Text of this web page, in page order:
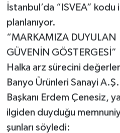
İstanbul’da “ISVEA”
planlanıyor.
“MARKAMIZA DUYULAN
GÜVENİN GÖSTERGESİ”
Halka arz sürecini
Banyo Ürünleri Sanayi
Başkanı Erdem Çenesiz,
ilgiden duyduğu
şunları söyledi: